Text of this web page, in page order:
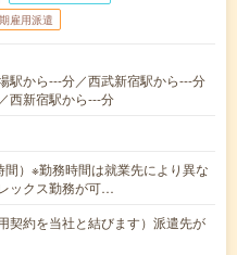
雇用派遣
駅から---分／西武新宿駅から---分
西新宿駅から---分
）※勤務時間は就業先により異な
ックス勤務が可…
契約を当社と結びます）派遣先が